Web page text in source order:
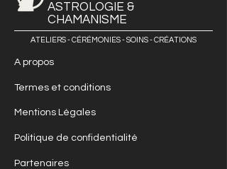
ASTROLOGIE &
CHAMANISME
ATELIERS - CÉRÉMONIES - SOINS - CRÉATIONS
A propos
Termes et conditions
Mentions Légales
Politique de confidentialité
Partenaires